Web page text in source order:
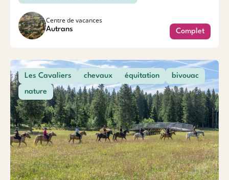
Centre de vacances
Autrans Complet
Les Cavaliers chevaux équitation bivouac
nature